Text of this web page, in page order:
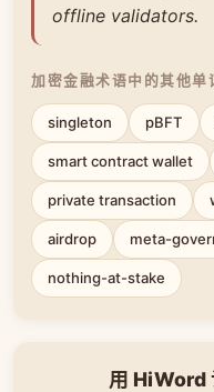
offline validators.
加密金融术语中的其他单
singleton pBFT
smart contract wallet
private transaction
airdrop meta-
nothing-at-stake
用 HiWord